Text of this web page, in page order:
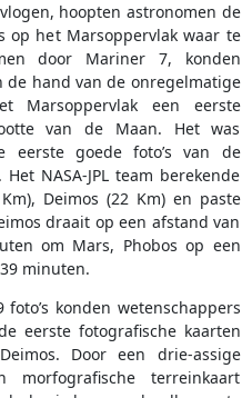
hoopten astronomen de
op het Marsoppervlak waar te
door Mariner 7, konden
de hand van de onregelmatige
Marsoppervlak een eerste
van de Maan. Het was
goede foto’s van de
NASA-JPL team berekende
Deimos (22 Km) en paste
draait op een afstand van
om Mars, Phobos op een
minuten.
konden wetenschappers
eerste fotografische kaarten
Door een drie-assige
terreinkaart